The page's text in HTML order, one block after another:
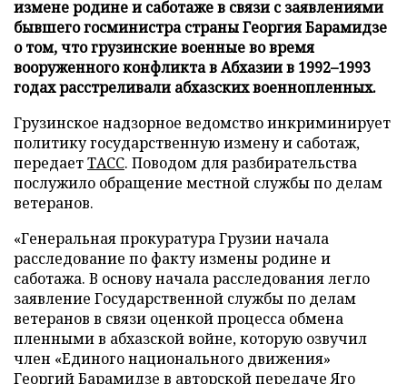
измене родине и саботаже в связи с заявлениями
бывшего госминистра страны Георгия Барамидзе
о том, что грузинские военные во время
вооруженного конфликта в Абхазии в 1992–1993
годах расстреливали абхазских военнопленных.
Грузинское надзорное ведомство инкриминирует
политику государственную измену и саботаж,
передаетТАСС. Поводом для разбирательства
послужило обращение местной службы по делам
ветеранов.
«Генеральная прокуратура Грузии начала
расследование по факту измены родине и
саботажа. В основу начала расследования легло
заявление Государственной службы по делам
ветеранов в связи оценкой процесса обмена
пленными в абхазской войне, которую озвучил
член «Единого национального движения»
Георгий Барамидзе в авторской передаче Яго